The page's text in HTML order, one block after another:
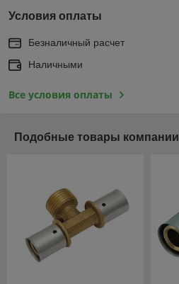
Условия оплаты
Безналичный расчет
Наличными
Все условия оплаты
Подобные товары компании